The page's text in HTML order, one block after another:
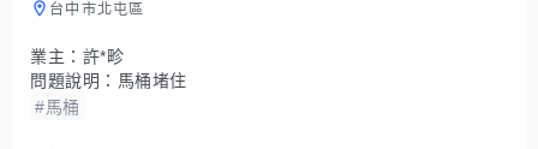
台中市北屯區
業主： 許*畛
問題說明： 馬桶堵住
#馬桶